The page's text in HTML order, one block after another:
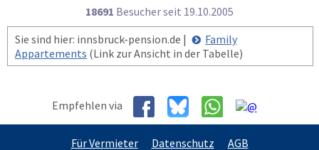
18691 Besucher seit 19.10.2005
Sie sind hier: innsbruck-pension.de |
Family
Appartements (Link zur Ansicht in der Tabelle)
Empfehlen via
Für Vermieter Datenschutz AGB